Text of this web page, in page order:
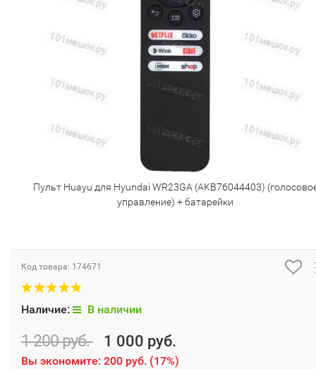
Пульт Huayu для Hyundai WR23GA (AKB76044403)
управление) + батарейки
Код товара: 174671
Наличие: В наличии
1 200 руб. 1 000 руб.
Вы экономите: 200 руб. (17%)